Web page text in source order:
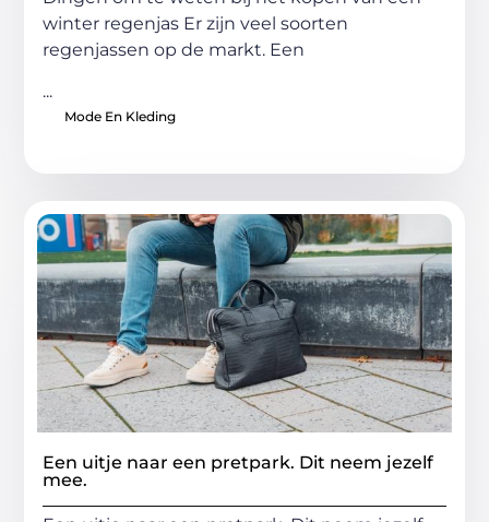
winter regenjas Er zijn veel soorten
regenjassen op de markt. Een
...
Mode En Kleding
Een uitje naar een pretpark. Dit neem jezelf
mee.